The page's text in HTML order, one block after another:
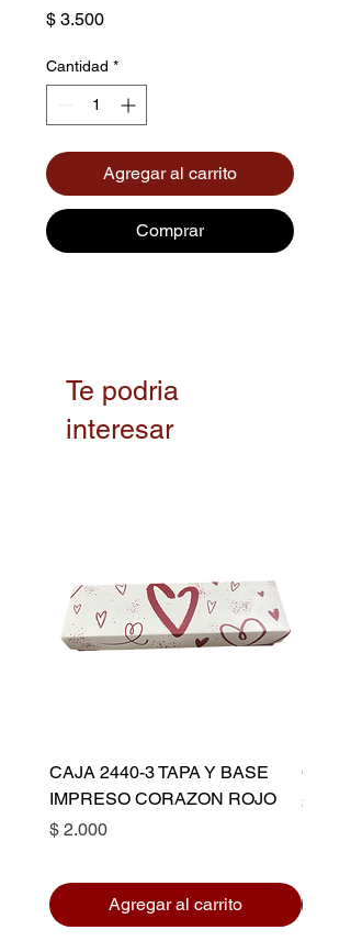
$ 3.500Precio
Cantidad *
Agregar al carrito
Comprar
Te podria
interesar
CAJA 2440-3 TAPA Y BASE
IMPRESO CORAZON ROJO
Precio
$ 2.000
Agregar al carrito
Precio
$